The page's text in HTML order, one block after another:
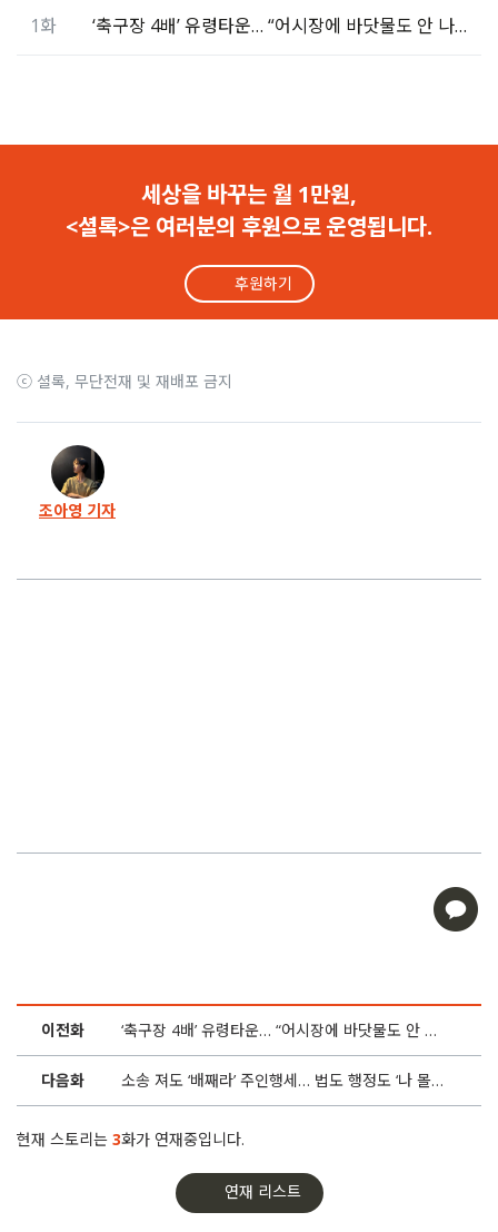
1화 ‘축구장 4배’ 유령타운… “어시장에 바닷물도 안 나왔다”
세상을 바꾸는 월 1만원,
<셜록>은 여러분의 후원으로 운영됩니다.
후원하기
ⓒ 셜록, 무단전재 및 재배포 금지
조아영 기자
이전화 ‘축구장 4배’ 유령타운… “어시장에 바닷물도 안 나왔다”
다음화 소송 져도 ‘배째라’ 주인행세… 법도 행정도 ‘나 몰라라’
현재 스토리는 3화가 연재중입니다.
연재 리스트